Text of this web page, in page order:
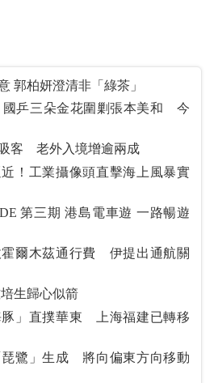
獲馬國明讚疊字得意 郭柏妍澄清非「綠茶」
國乒三朵金花圍剿張本美和 今
客 老外入境增逾兩成
！工業攝像頭直擊海上風暴實
第三期 港島電車遊 一路暢遊
霍爾木茲通行費 伊提出通航關
為推動力 鍾培生歸心似箭
豚」直撲華東 上海福建已轉移
琵鷺」生成 將向偏東方向移動